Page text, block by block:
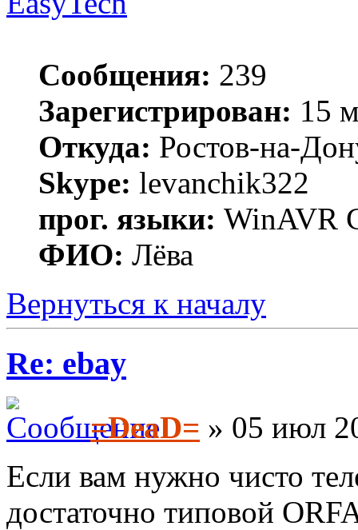
Сообщения: 239
Зарегистрирован: 15
Откуда: Ростов-на-
Skype: levanchik322
прог. языки: WinAVR
ФИО: Лёва
Вернуться к началу
Re: ebay
=DeaD= » 05 июл
Если вам нужно чисто
достаточно типовой